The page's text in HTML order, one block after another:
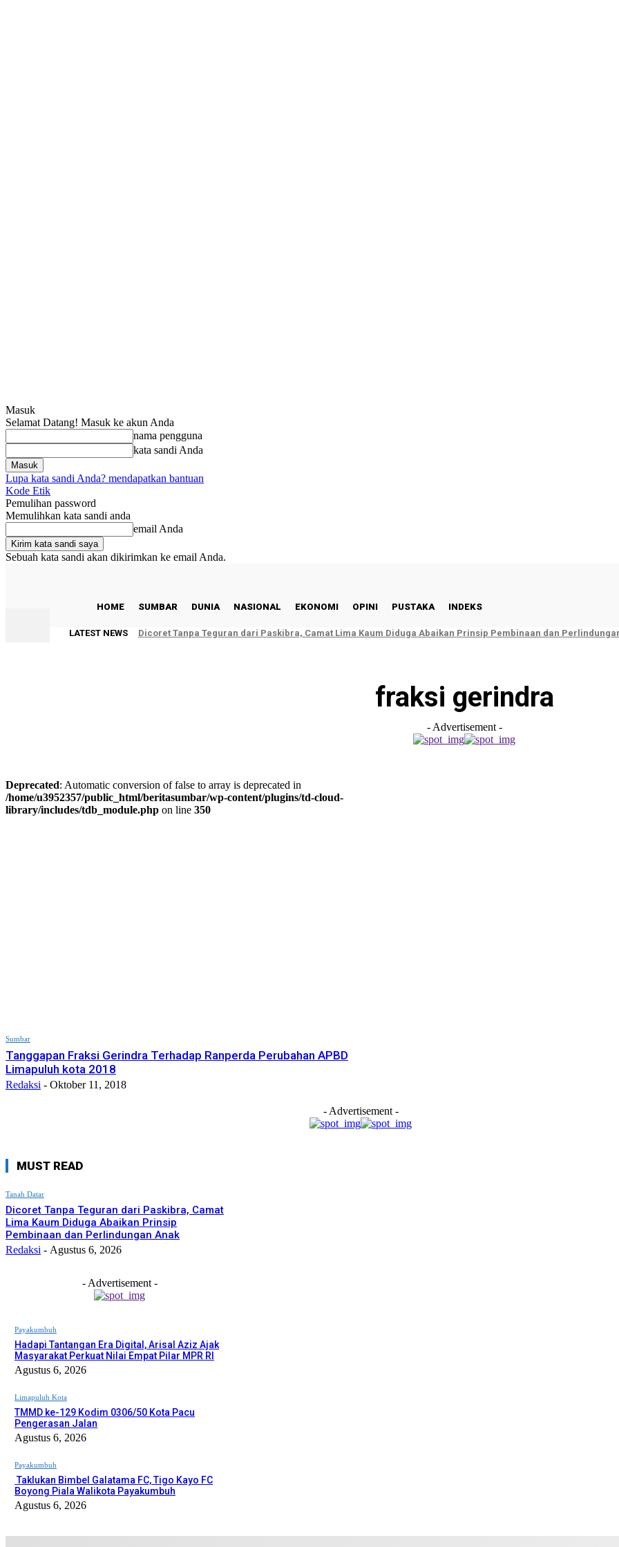
Masuk
Selamat Datang! Masuk ke akun Anda
nama pengguna
kata sandi Anda
Lupa kata sandi Anda? mendapatkan bantuan
Kode Etik
Pemulihan password
Memulihkan kata sandi anda
email Anda
Sebuah kata sandi akan dikirimkan ke email Anda.
HOME SUMBAR DUNIA NASIONAL EKONOMI OPINI PUSTAKA INDEKS
LATEST NEWS Dicoret Tanpa Teguran dari Paskibra, Camat Lima Kaum Diduga Abaikan Prinsip Pembinaan dan
fraksi gerindra
- Advertisement -
Deprecated: Automatic conversion of false to array is deprecated in
/home/u3952357/public_html/beritasumbar/wp-content/plugins/td-cloud-
library/includes/tdb_module.php on line 350
Sumbar
Tanggapan Fraksi Gerindra Terhadap Ranperda Perubahan APBD
Limapuluh kota 2018
Redaksi - Oktober 11, 2018
- Advertisement -
MUST READ
Tanah Datar
Dicoret Tanpa Teguran dari Paskibra, Camat
Lima Kaum Diduga Abaikan Prinsip
Pembinaan dan Perlindungan Anak
Redaksi - Agustus 6, 2026
- Advertisement -
Payakumbuh
Hadapi Tantangan Era Digital, Arisal Aziz Ajak
Masyarakat Perkuat Nilai Empat Pilar MPR RI
Agustus 6, 2026
Limapuluh Kota
TMMD ke-129 Kodim 0306/50 Kota Pacu
Pengerasan Jalan
Agustus 6, 2026
Payakumbuh
Taklukan Bimbel Galatama FC, Tigo Kayo FC
Boyong Piala Walikota Payakumbuh
Agustus 6, 2026